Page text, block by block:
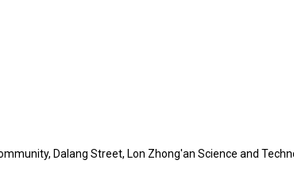
Dalang Street, Lon Zhong'an Science and